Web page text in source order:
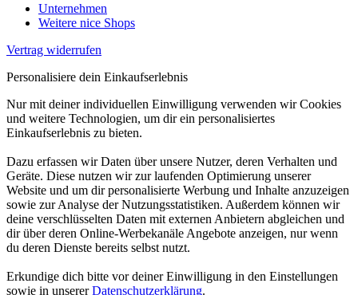
Unternehmen
Weitere nice Shops
Vertrag widerrufen
Personalisiere dein Einkaufserlebnis
Nur mit deiner individuellen Einwilligung verwenden wir Cookies
und weitere Technologien, um dir ein personalisiertes
Einkaufserlebnis zu bieten.
Dazu erfassen wir Daten über unsere Nutzer, deren Verhalten und
Geräte. Diese nutzen wir zur laufenden Optimierung unserer
Website und um dir personalisierte Werbung und Inhalte anzuzeigen
sowie zur Analyse der Nutzungsstatistiken. Außerdem können wir
deine verschlüsselten Daten mit externen Anbietern abgleichen und
dir über deren Online-Werbekanäle Angebote anzeigen, nur wenn
du deren Dienste bereits selbst nutzt.
Erkundige dich bitte vor deiner Einwilligung in den Einstellungen
sowie in unsererDatenschutzerklärung.